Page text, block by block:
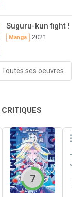
Suguru-kun fight !
Manga 2021
Toutes ses oeuvres
7